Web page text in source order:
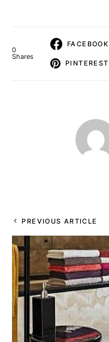
0
Shares
FACEBOOK
PINTEREST
PREVIOUS ARTICLE